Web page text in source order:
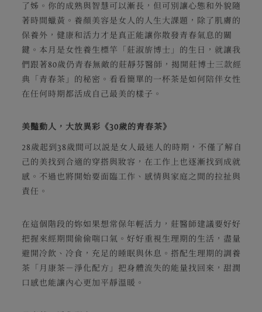
了姊。你的成熟與智慧可以漸長，但可別讓心態和外貌隨
著時間蠟黃。養顏美容是女人的人生大課題，除了肌膚的
保養外，健康和活力才是真正能讓你散發青春氣息的關
鍵。本月是女性養生標竿「莊淑旂博士」的生日，就讓我
們跟著80歲仍青春無敵的莊靜芬醫師，揭開莊博士三款經
典「青春茶」的秘密。看看簡單的一杯茶是如何陪伴女性
在任何時期都活成自己最美的樣子。
美豔動人，大放異彩《30歲的青春茶》
28歲起到38歲間可以説是女人最迷人的時期，不僅了解自
己的美找到合適的穿搭與妝容，在工作上也逐漸找到成就
感。不過也將開始要面臨工作、感情與家庭之間的拉扯與
責任。
在這個階段的妳如果想常保年輕活力，莊醫師建議要好好
把握來經期間偷偷喘口氣。好好重視生理期的生活，盡量
避開冷飲、冷食，充足的睡眠與休息。搭配生理期的調養
茶「月康茶－淨化配方」把身體流失的能量找回來，甜潤
口感也能讓內心更加平靜溫暖。